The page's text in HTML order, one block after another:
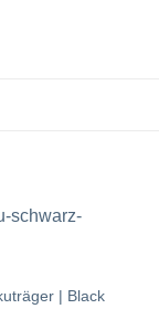
| Black